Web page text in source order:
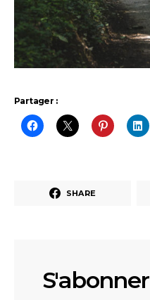
Partager :
SHARE
S'abonner